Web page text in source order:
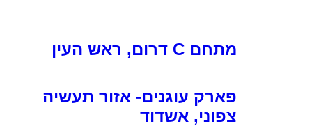
מתחם C דרום, ראש העין
פארק עוגנים- אזור תעשיה
צפוני, אשדוד